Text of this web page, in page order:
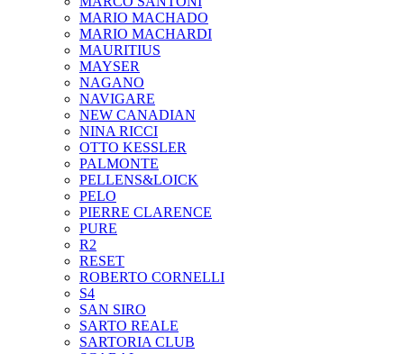
MARIO MACHADO
MARIO MACHARDI
MAURITIUS
MAYSER
NAGANO
NAVIGARE
NEW CANADIAN
NINA RICCI
OTTO KESSLER
PALMONTE
PELLENS&LOICK
PELO
PIERRE CLARENCE
PURE
R2
RESET
ROBERTO CORNELLI
S4
SAN SIRO
SARTO REALE
SARTORIA CLUB